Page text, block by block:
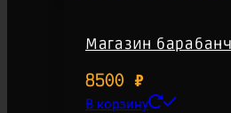
Магазин
8500 ₽
В корзину